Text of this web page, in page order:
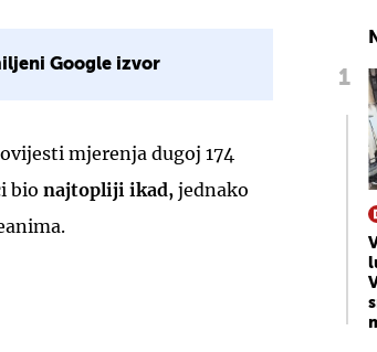
Google izvor
mjerenja dugoj 174
bio najtopliji ikad, jednako